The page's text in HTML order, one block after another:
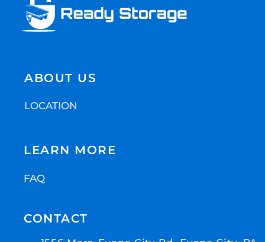
ABOUT US
LOCATION
LEARN MORE
FAQ
CONTACT